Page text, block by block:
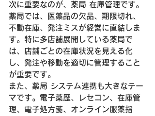
次に重要なのが、薬局 在庫管理です。
薬局では、医薬品の欠品、期限切れ、
不動在庫、発注ミスが経営に直結しま
す。特に多店舗展開している薬局で
は、店舗ごとの在庫状況を見える化
し、発注や移動を適切に管理すること
が重要です。
また、薬局 システム連携も大きなテー
マです。電子薬歴、レセコン、在庫管
理、電子処方箋、オンライン服薬指